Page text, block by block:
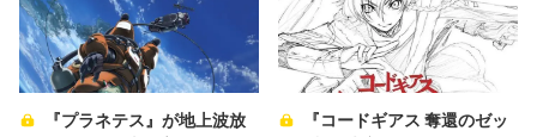
『プラネテス』が地上波放
『コードギアス 奪還のゼッ